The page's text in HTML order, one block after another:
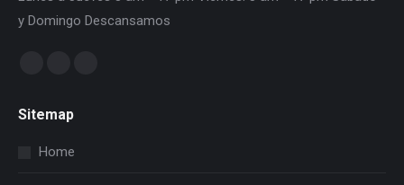
y Domingo Descansamos
Sitemap
Home